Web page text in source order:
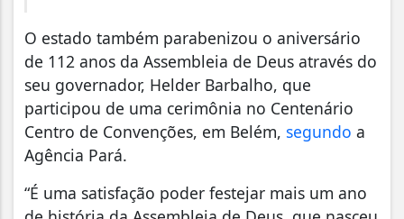
O estado também parabenizou o aniversário
de 112 anos da Assembleia de Deus através do
seu governador, Helder Barbalho, que
participou de uma cerimônia no Centenário
Centro de Convenções, em Belém, segundo a
Agência Pará.
“É uma satisfação poder festejar mais um ano